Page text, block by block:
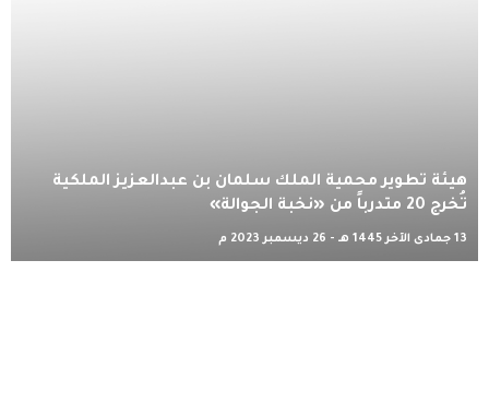
هيئة تطوير محمية الملك سلمان بن عبدالعزيز الملكية
تُخرج 20 متدرباً من «نخبة الجوالة»
13 جمادى الآخر 1445 هـ - 26 ديسمبر 2023 م